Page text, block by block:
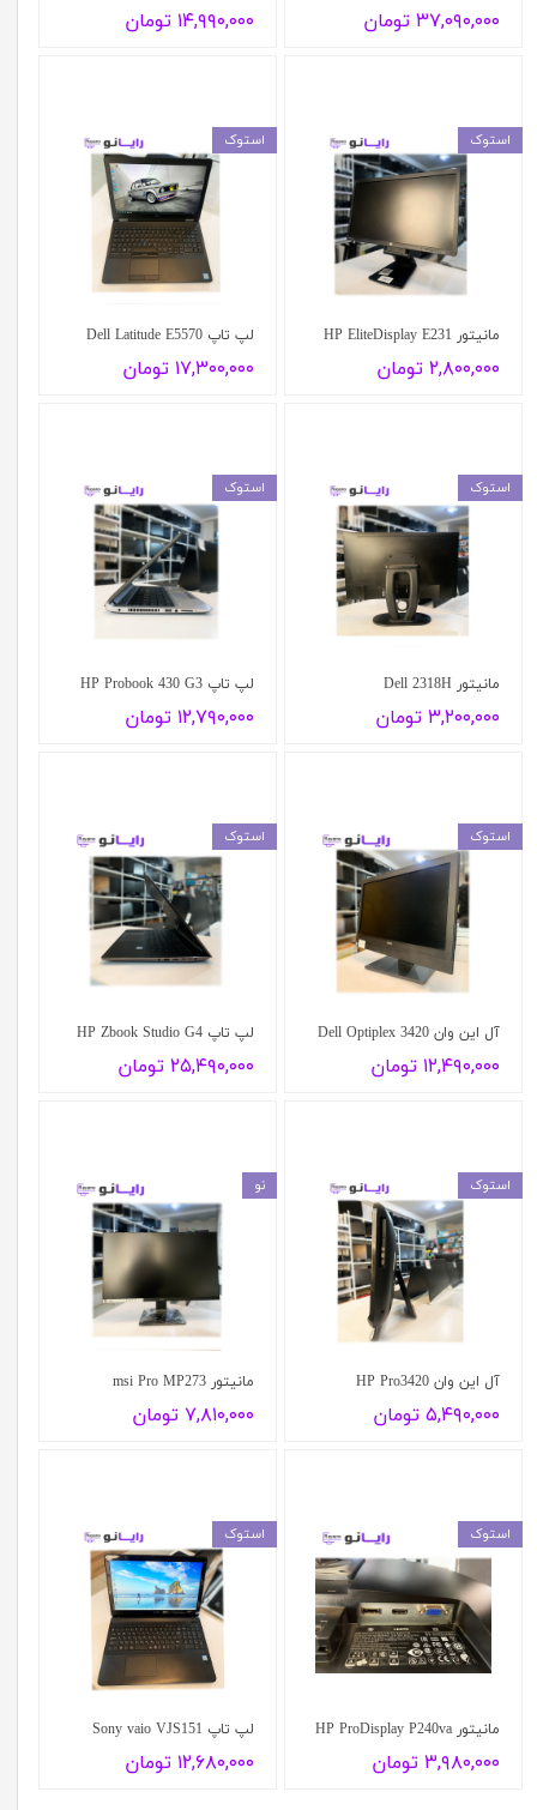
۳۷,۰۹۰,۰۰۰ تومان ۱۴,۹۹۰,۰۰۰ تومان
مانیتور HP EliteDisplay E231
۲,۸۰۰,۰۰۰ تومان
استوک
لپ تاپ Dell Latitude E5570
۱۷,۳۰۰,۰۰۰ تومان
استوک
مانیتور Dell 2318H
۳,۲۰۰,۰۰۰ تومان
استوک
لپ تاپ HP Probook 430 G3
۱۲,۷۹۰,۰۰۰ تومان
استوک
آل این وان Dell Optiplex 3420
۱۲,۴۹۰,۰۰۰ تومان
استوک
لپ تاپ HP Zbook Studio G4
۲۵,۴۹۰,۰۰۰ تومان
استوک
آل این وان HP Pro3420
۵,۴۹۰,۰۰۰ تومان
استوک
مانیتور msi Pro MP273
۷,۸۱۰,۰۰۰ تومان
نو
مانیتور HP ProDisplay P240va
۳,۹۸۰,۰۰۰ تومان
استوک
لپ تاپ Sony vaio VJS151
۱۲,۶۸۰,۰۰۰ تومان
استوک